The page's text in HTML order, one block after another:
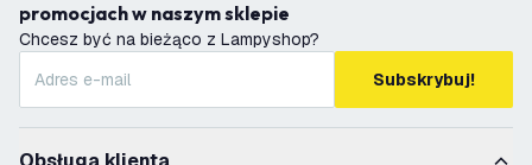
promocjach w naszym sklepie
Chcesz być na bieżąco z Lampyshop?
Subskrybuj!